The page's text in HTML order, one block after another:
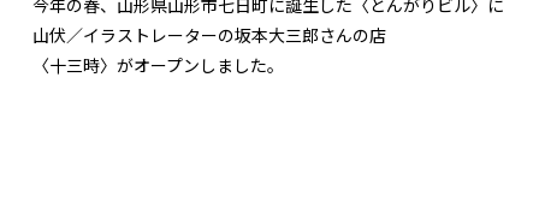
今年の春、山形県山形市七日町に誕生した〈とんがりビル〉に
山伏／イラストレーターの坂本大三郎さんの店
〈十三時〉がオープンしました。